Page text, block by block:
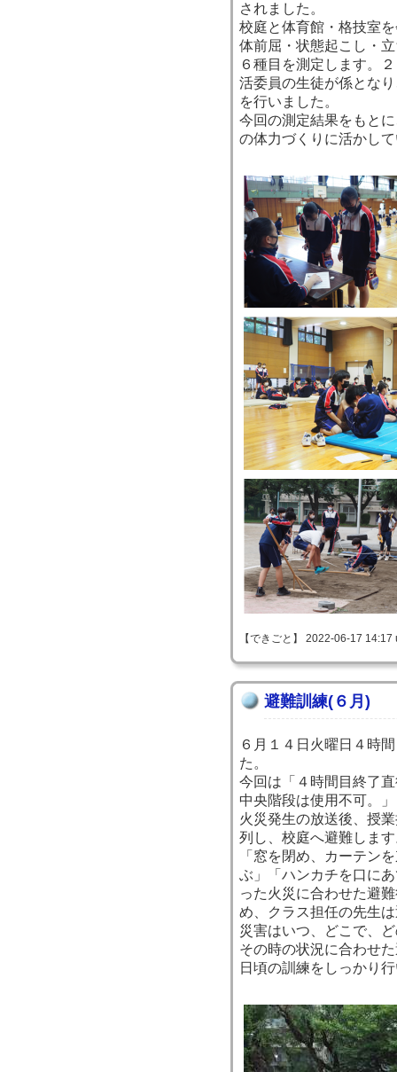
されました。
校庭と体育館・格技室
体前屈・状態起こし・
６種目を測定します。
活委員の生徒が係とな
を行いました。
今回の測定結果をもと
の体力づくりに活かし
【できごと】 2022-06-17
避難訓練(６月)
６月１４日火曜日４時
た。
今回は「４時間目終了
中央階段は使用不可。
火災発生の放送後、授
列し、校庭へ避難しま
「窓を閉め、カーテン
ぶ」「ハンカチを口に
った火災に合わせた避
め、クラス担任の先生
災害はいつ、どこで、
その時の状況に合わせ
日頃の訓練をしっかり